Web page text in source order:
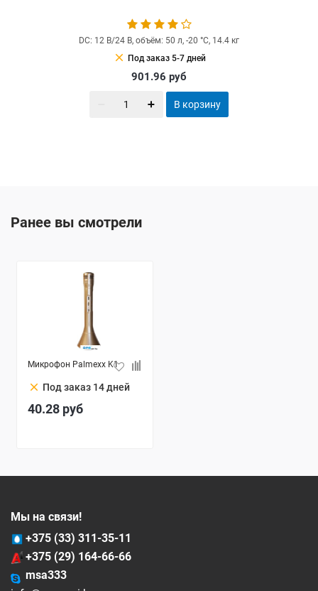
DC: 12 В/24 В, объём: 50 л, -20 °С, 14.4 кг
clear Под заказ 5-7 дней
901.96 руб
В корзину
Ранее вы смотрели
Микрофон Palmexx K1
clear Под заказ 14 дней
40.28 руб
Мы на связи!
+375 (33) 311-35-11
+375 (29) 164-66-66
msa333